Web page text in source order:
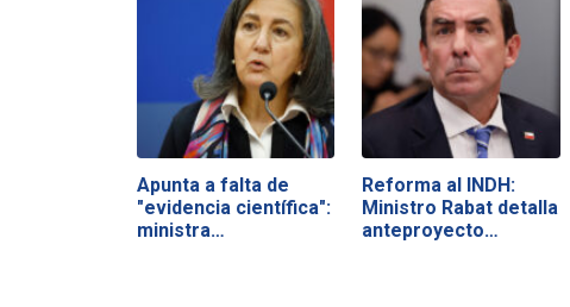
Apunta a falta de
"evidencia científica":
ministra…
Reforma al INDH:
Ministro Rabat detalla
anteproyecto…